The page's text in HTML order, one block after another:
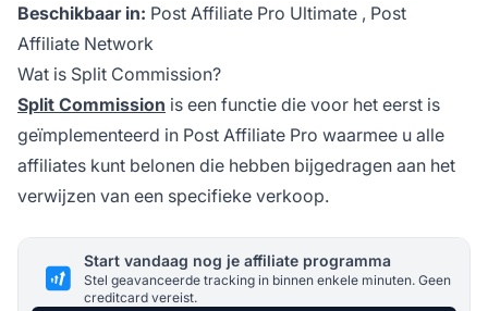
Beschikbaar in: Post Affiliate Pro Ultimate , Post
Affiliate Network
Wat is Split Commission?
Split Commission is een functie die voor het eerst is
geïmplementeerd in Post Affiliate Pro waarmee u alle
affiliates kunt belonen die hebben bijgedragen aan het
verwijzen van een specifieke verkoop.
Start vandaag nog je affiliate programma
Stel geavanceerde tracking in binnen enkele minuten. Geen
creditcard vereist.